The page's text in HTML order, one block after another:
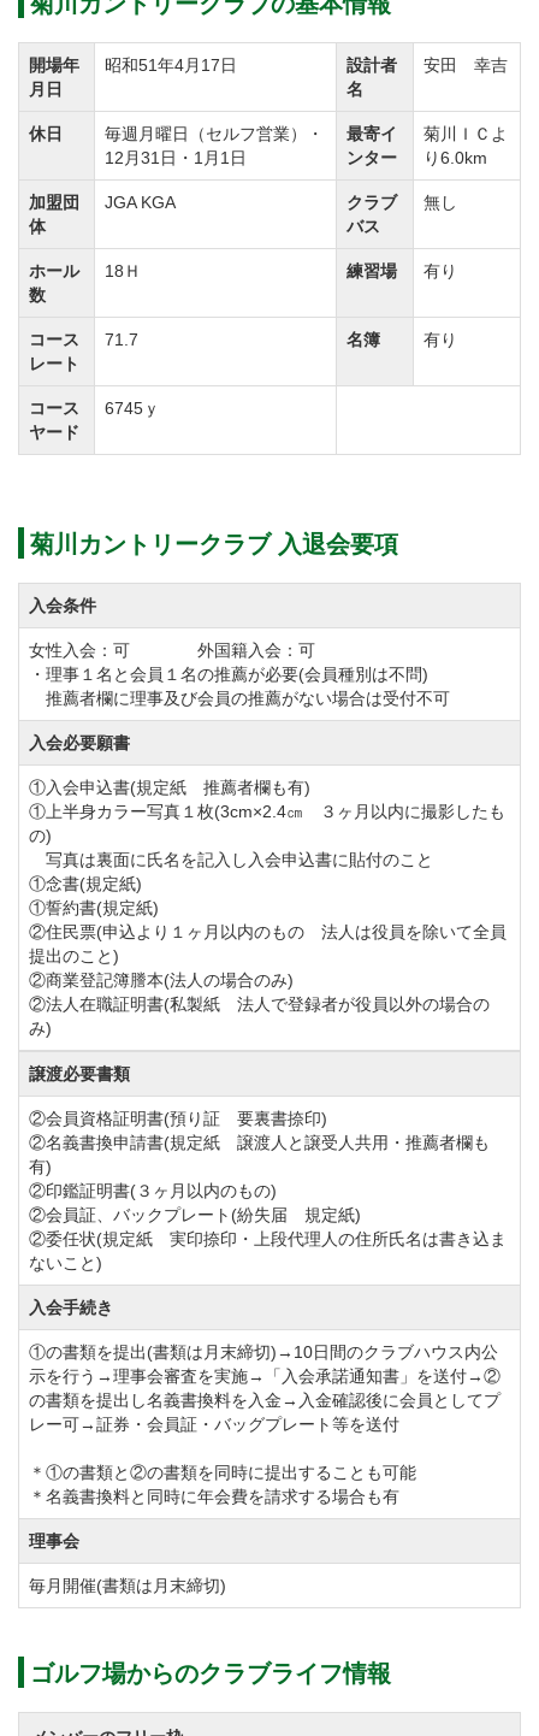
開場年
月日
昭和51年4月17日
設計者
名
安田 幸吉
休日
毎週月曜日（セルフ営業）・
12月31日・1月1日
最寄イ
ンター
菊川ＩＣよ
り6.0km
加盟団
体
JGA KGA
クラブ
バス
無し
ホール
数
18Ｈ 練習場 有り
コース
レート
71.7 名簿 有り
コース
ヤード
6745ｙ
菊川カントリークラブ 入退会要項
入会条件
女性入会：可 外国籍入会：可
・理事１名と会員１名の推薦が必要(会員種別は不問)
推薦者欄に理事及び会員の推薦がない場合は受付不可
入会必要願書
①入会申込書(規定紙 推薦者欄も有)
①上半身カラー写真１枚(3cm×2.4㎝ ３ヶ月以内に撮影したも
の)
写真は裏面に氏名を記入し入会申込書に貼付のこと
①念書(規定紙)
①誓約書(規定紙)
②住民票(申込より１ヶ月以内のもの 法人は役員を除いて全員
提出のこと)
②商業登記簿謄本(法人の場合のみ)
②法人在職証明書(私製紙 法人で登録者が役員以外の場合の
み)
譲渡必要書類
②会員資格証明書(預り証 要裏書捺印)
②名義書換申請書(規定紙 譲渡人と譲受人共用・推薦者欄も
有)
②印鑑証明書(３ヶ月以内のもの)
②会員証、バックプレート(紛失届 規定紙)
②委任状(規定紙 実印捺印・上段代理人の住所氏名は書き込ま
ないこと)
入会手続き
①の書類を提出(書類は月末締切)→10日間のクラブハウス内公
示を行う→理事会審査を実施→「入会承諾通知書」を送付→②
の書類を提出し名義書換料を入金→入金確認後に会員としてプ
レー可→証券・会員証・バッグプレート等を送付
＊①の書類と②の書類を同時に提出することも可能
＊名義書換料と同時に年会費を請求する場合も有
理事会
毎月開催(書類は月末締切)
ゴルフ場からのクラブライフ情報